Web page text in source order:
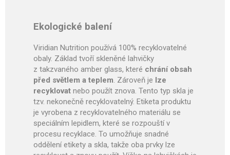
Ekologické balení
Viridian Nutrition používá 100% recyklovatelné
obaly. Základ tvoří skleněné lahvičky
z takzvaného amber glass, které chrání obsah
před světlem a teplem. Zároveň je lze
recyklovat nebo použít znova. Tento typ skla je
tzv. nekonečně recyklovatelný. Etiketa produktu
je vyrobena z recyklovatelného materiálu se
speciálním lepidlem, které se rozpouští v
procesu recyklace. To umožňuje snadné
oddělení etikety a skla, takže oba prvky lze